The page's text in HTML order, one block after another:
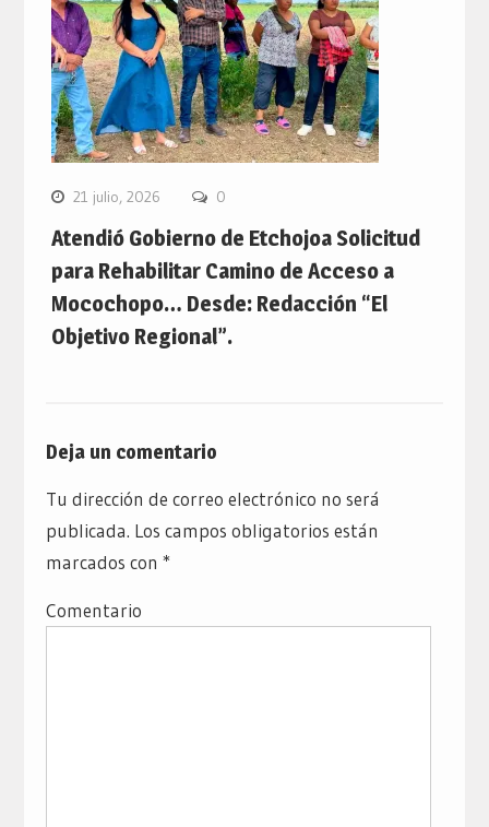
21 julio, 2026 0
Atendió Gobierno de Etchojoa Solicitud
para Rehabilitar Camino de Acceso a
Mocochopo… Desde: Redacción “El
Objetivo Regional”.
Deja un comentario
Tu dirección de correo electrónico no será
publicada. Los campos obligatorios están
marcados con *
Comentario